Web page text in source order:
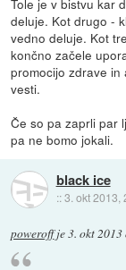
Tole je v bistvu kar
deluje. Kot drugo -
vedno deluje. Kot
končno začele
promocijo zdrave
vesti.
Če so pa zaprli par
pa ne bomo jokali.
black ice
::3. okt 2013,
poweroffje3. okt